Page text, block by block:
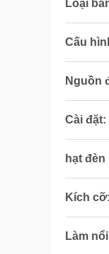
Loại
Cấu
Nguồn
Cài đặt:
hạt đèn
Kích cỡ:
Làm